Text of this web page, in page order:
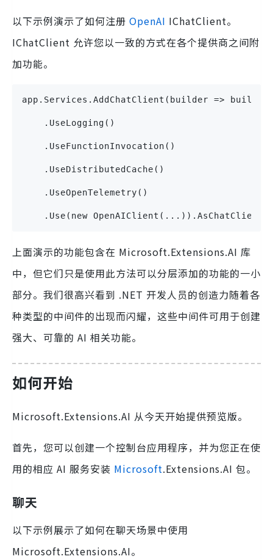
以下示例演示了如何注册 OpenAI IChatClient。
IChatClient 允许您以一致的方式在各个提供商之间附
加功能。
app.Services.AddChatClient(builder =>
.UseLogging()
    .UseFunctionInvocation()
    .UseDistributedCache()
    .UseOpenTelemetry()
.Use(new
上面演示的功能包含在 Microsoft.Extensions.AI 库
中，但它们只是使用此方法可以分层添加的功能的一小
部分。我们很高兴看到 .NET 开发人员的创造力随着各
种类型的中间件的出现而闪耀，这些中间件可用于创建
强大、可靠的 AI 相关功能。
如何开始
Microsoft.Extensions.AI 从今天开始提供预览版。
首先，您可以创建一个控制台应用程序，并为您正在使
用的相应 AI 服务安装 Microsoft.Extensions.AI 包。
聊天
以下示例展示了如何在聊天场景中使用
Microsoft.Extensions.AI。